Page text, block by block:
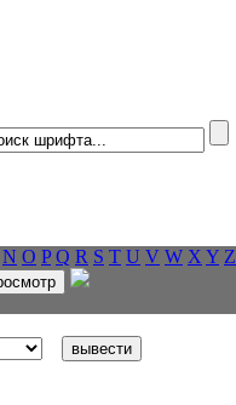
N O P Q R S T U V W X Y Z